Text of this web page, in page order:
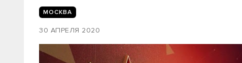
МОСКВА
30 АПРЕЛЯ 2020